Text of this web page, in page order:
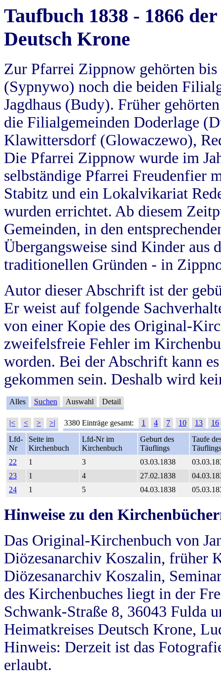
Taufbuch 1838 - 1866
Deutsch Krone
Zur Pfarrei Zippnow gehörten
(Sypnywo) noch die beiden
Jagdhaus (Budy). Früher
die Filialgemeinden Doderlage
Klawittersdorf (Glowaczewo),
Die Pfarrei Zippnow wurde im
selbständige Pfarrei Freudenfier
Stabitz und ein Lokalvikariat
wurden errichtet. Ab diesem
Gemeinden, in den
Übergangsweise sind Kinder aus
traditionellen Gründen - in
Autor dieser Abschrift ist der
Er weist auf folgende
von einer Kopie des Original-
zweifelsfreie Fehler im
worden. Bei der Abschrift kann
gekommen sein. Deshalb wird
Alles Suchen Auswahl Detail
|< < > >| 3380 Einträge gesamt: 1 4 7 10 13
16
Lfd-
Nr
Seite im
Kirchenbuch
Lfd-Nr im
Kirchenbuch
Geburt des
Täuflings
Taufe
Täuflings
22
1 3 03.03.1838
23
1 4 27.02.1838
24
1 5 04.03.1838
Hinweise zu den
Das Original-Kirchenbuch von
Diözesanarchiv Koszalin, früher
Diözesanarchiv Koszalin,
des Kirchenbuches liegt in der
Schwank-Straße 8, 36043 Fulda
Heimatkreises Deutsch Krone,
Hinweis: Derzeit ist das
erlaubt.